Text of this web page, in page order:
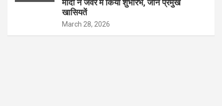
मोदी ने जेवर में किया शुभारंभ, जानें प्रमुख
खासियतें
March 28, 2026